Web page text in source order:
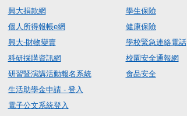
興大捐款網
個人所得報帳e網
興大-財物變賣
科研採購資訊網
研習暨演講活動報名系統
生活助學金申請 - 登入
電子公文系統登入
學生保險
健康保險
學校緊急連絡電話
校園安全通報網
食品安全